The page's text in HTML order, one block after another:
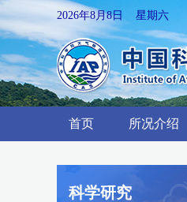
2026年8月8日 星期六
首页 所况介绍
科学研究